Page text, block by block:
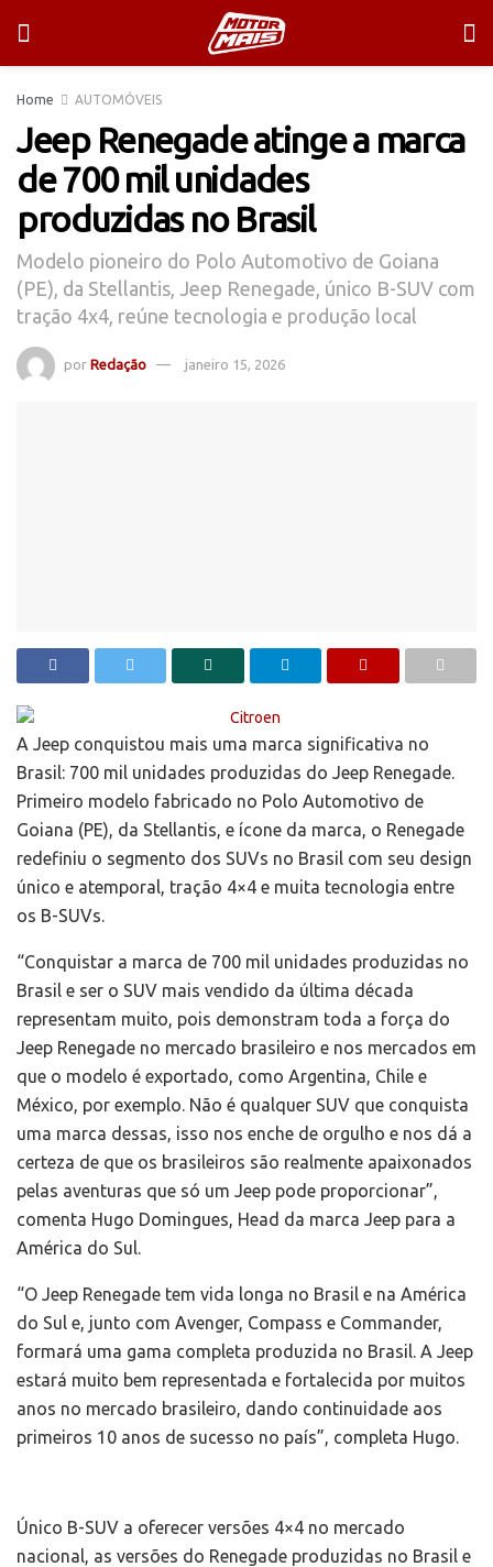
Home AUTOMÓVEIS
Jeep Renegade atinge a marca
de 700 mil unidades
produzidas no Brasil
Modelo pioneiro do Polo Automotivo de Goiana
(PE), da Stellantis, Jeep Renegade, único B-SUV com
tração 4x4, reúne tecnologia e produção local
por Redação janeiro 15, 2026
A Jeep conquistou mais uma marca significativa no
Brasil: 700 mil unidades produzidas do Jeep Renegade.
Primeiro modelo fabricado no Polo Automotivo de
Goiana (PE), da Stellantis, e ícone da marca, o Renegade
redefiniu o segmento dos SUVs no Brasil com seu design
único e atemporal, tração 4×4 e muita tecnologia entre
os B-SUVs.
“Conquistar a marca de 700 mil unidades produzidas no
Brasil e ser o SUV mais vendido da última década
representam muito, pois demonstram toda a força do
Jeep Renegade no mercado brasileiro e nos mercados em
que o modelo é exportado, como Argentina, Chile e
México, por exemplo. Não é qualquer SUV que conquista
uma marca dessas, isso nos enche de orgulho e nos dá a
certeza de que os brasileiros são realmente apaixonados
pelas aventuras que só um Jeep pode proporcionar”,
comenta Hugo Domingues, Head da marca Jeep para a
América do Sul.
“O Jeep Renegade tem vida longa no Brasil e na América
do Sul e, junto com Avenger, Compass e Commander,
formará uma gama completa produzida no Brasil. A Jeep
estará muito bem representada e fortalecida por muitos
anos no mercado brasileiro, dando continuidade aos
primeiros 10 anos de sucesso no país”, completa Hugo.
Único B-SUV a oferecer versões 4×4 no mercado
nacional, as versões do Renegade produzidas no Brasil e